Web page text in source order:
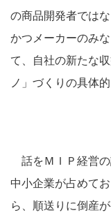
の商品開発者では
かつメーカーのみ
て、自社の新たな
ノ」づくりの具体
話をＭＩＰ経営の
中小企業が占めて
ら、順送りに倒産